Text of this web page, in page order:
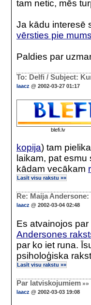
tam netic, mēs
Ja kādu interesē
vērsties pie
Paldies par
To: Delfi / Subject:
laacz @ 2002-03-27 01:17
blefi.lv
kopija) tam
laikam, pat
kādam vecākam
Lasīt visu rakstu »»
Re: Maija
laacz @ 2002-03-04 02:48
Es atvainojos
Andersones
par ko iet runa.
psiholoģiska
Lasīt visu rakstu »»
Par latviskojumiem »»
laacz @ 2002-03-03 19:08